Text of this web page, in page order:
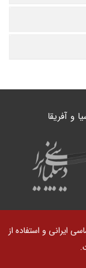
و آفریقا
ایرانی و استفاده از